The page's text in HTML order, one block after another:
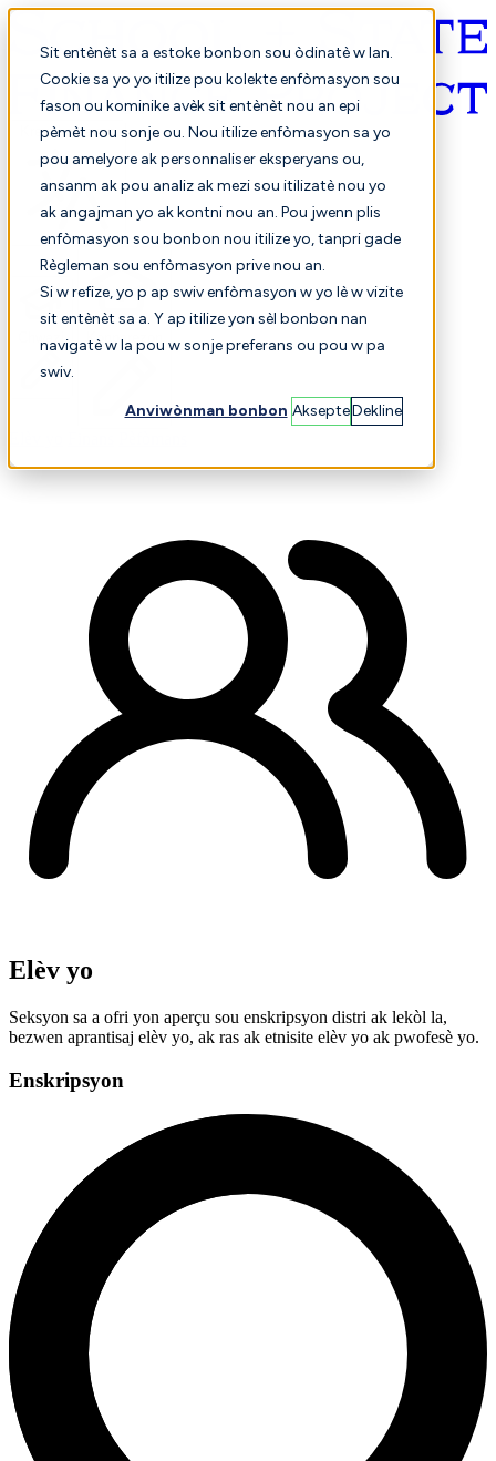
Sit entènèt sa a estoke bonbon sou òdinatè w lan.
Cookie sa yo yo itilize pou kolekte enfòmasyon sou
fason ou kominike avèk sit entènèt nou an epi
pèmèt nou sonje ou. Nou itilize enfòmasyon sa yo
pou amelyore ak personnaliser eksperyans ou,
ansanm ak pou analiz ak mezi sou itilizatè nou yo
ak angajman yo ak kontni nou an. Pou jwenn plis
enfòmasyon sou bonbon nou itilize yo, tanpri gade
Règleman sou enfòmasyon prive nou an.
Si w refize, yo p ap swiv enfòmasyon w yo lè w vizite
sit entènèt sa a. Y ap itilize yon sèl bonbon nan
navigatè w la pou w sonje preferans ou pou w pa
swiv.
Anviwònman bonbon AksepteDekline
Kreyòl ayisyen
Konparezon
Elèv yo
Seksyon sa a ofri yon aperçu sou enskripsyon distri ak lekòl la,
bezwen aprantisaj elèv yo, ak ras ak etnisite elèv yo ak pwofesè yo.
Enskripsyon